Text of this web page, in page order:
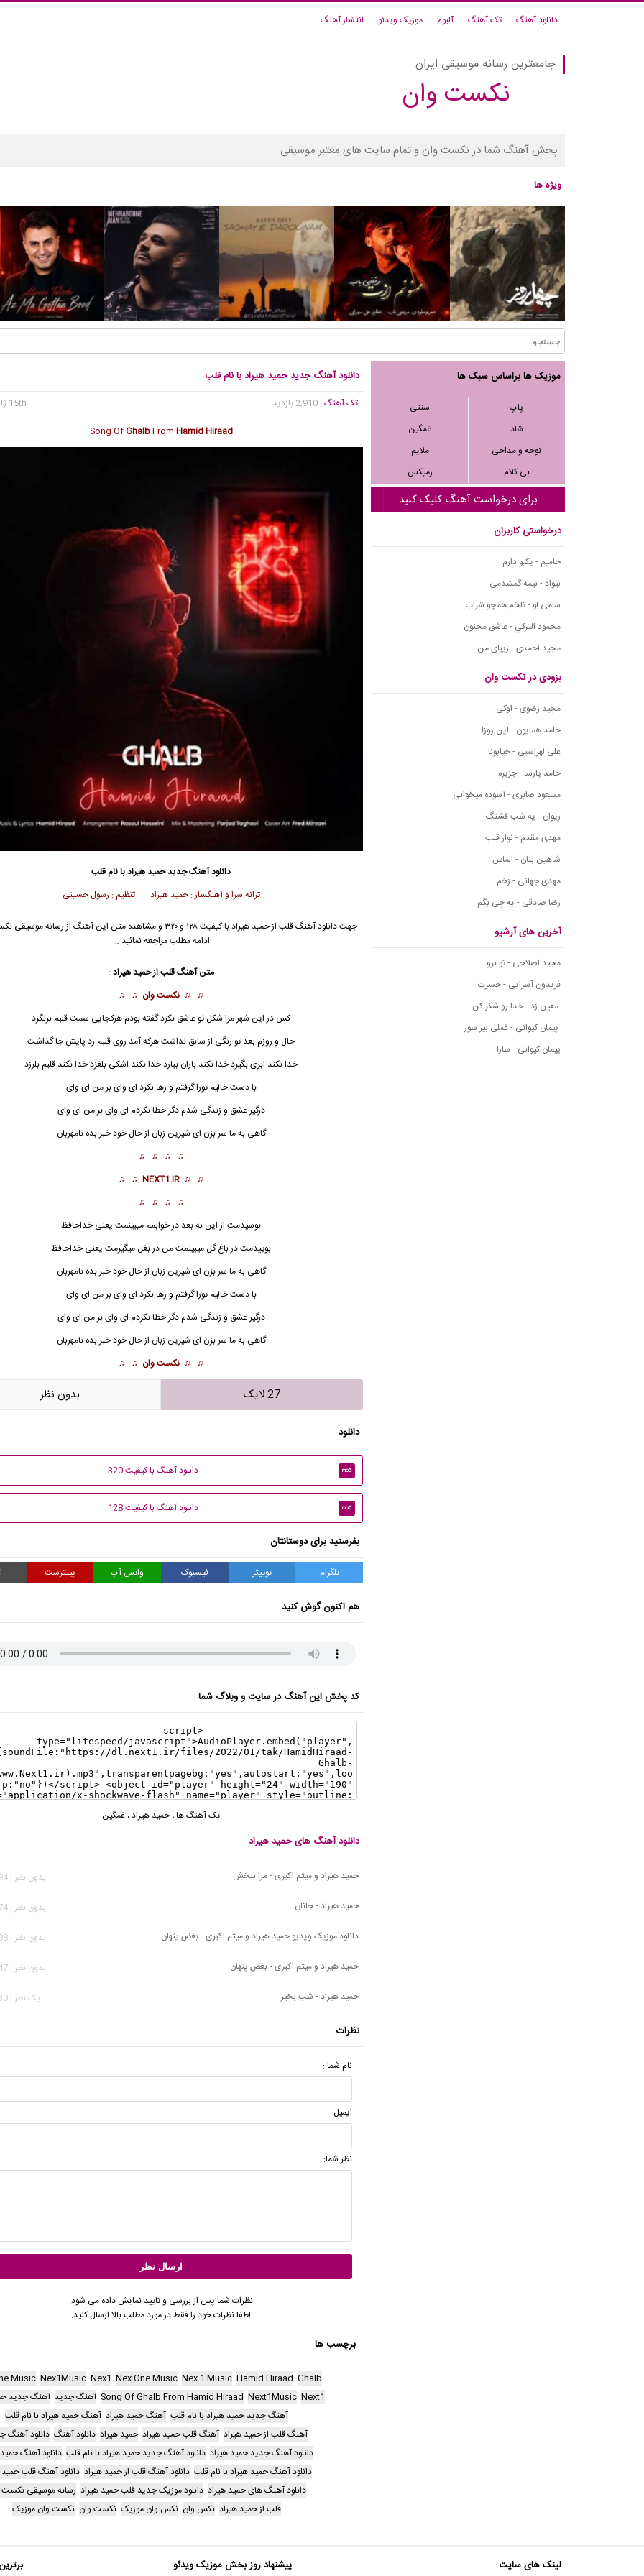
دانلود آهنگ تک آهنگ آلبوم موزیک ویدئو انتشار آهنگ
جامعترین رسانه موسیقی ایران
نکست وان
پخش آهنگ شما در نکست وان و تمام سایت های معتبر موسیقی
ویژه ها
موزیک ها براساس سبک ها
پاپ
سنتی
شاد
غمگین
نوحه و مداحی
ملایم
بی کلام
رمیکس
برای درخواست آهنگ کلیک کنید
درخواستی کاربران
حامیم - یکیو دارم
نیواد - نیمه گمشدمی
سامی لو - تلخم همچو شراب
محمود التركي - عاشق مجنون
مجید احمدی - زیبای من
بزودی در نکست وان
مجید رضوی - اوکی
حامد همایون - این روزا
علی لهراسبی - خیابونا
حامد پارسا - جزیره
مسعود صابری - آسوده میخوابی
ریوان - یه شب قشنگ
مهدی مقدم - نوار قلب
شاهین بنان - الماس
مهدی جهانی - زخم
رضا صادقی - یه چی بگم
آخرین های آرشیو
مجید اصلاحی - تو برو
فریدون آسرایی - حسرت
معین زد - خدا رو شکر کن
پیمان کیوانی - غملی بیر سوز
پیمان کیوانی - سارا
دانلود آهنگ جدید حمید هیراد با نام قلب
تک آهنگ, 2,910 بازدید
15th ژانویه 2022
Song OfGhalbFrom Hamid Hiraad
دانلود آهنگ جدیدحمید هیرادبا نام قلب
ترانه سرا و آهنگساز : حمید هیراد تنظیم : رسول حسینی
جهت دانلود آهنگ قلب ازحمید هیراد
با کیفیت ۱۲۸ و ۳۲۰ و مشاهده متن این آهنگ از رسانه
ادامه مطلب مراجعه نمائید …
متن آهنگقلبازحمید هیراد:
♫ ♫ نکست وان ♫ ♫
کس در این شهر مرا شکل تو عاشق نکرد گفته بودم هرکجایی سمت قلبم برنگرد
حال و روزم بعد تو رنگی از سابق نداشت هرکه آمد روی قلبم رد پایش جا گذاشت
خدا نکند ابری بگیرد خدا نکند باران ببارد خدا نکند اشکی بلغزد خدا نکند قلبم بلرزد
با دست خالیم تورا گرفتم و رها نکرد ای وای بر من ای وای
درگیر عشق و زندگی شدم دگر خطا نکردم ای وای بر من ای وای
گاهی به ما سر بزن ای شیرین زبان از حال خود خبر بده نامهربان
♫ ♫ ♫ ♫
♫ ♫
NEXT1.IR
♫ ♫
♫ ♫ ♫ ♫
بوسیدمت از این به بعد در خوابمم میبینمت یعنی خداحافظ
بوییدمت در باغ گل میبینمت من در بغل میگیرمت یعنی خداحافظ
گاهی به ما سر بزن ای شیرین زبان از حال خود خبر بده نامهربان
با دست خالیم تورا گرفتم و رها نکرد ای وای بر من ای وای
درگیر عشق و زندگی شدم دگر خطا نکردم ای وای بر من ای وای
گاهی به ما سر بزن ای شیرین زبان از حال خود خبر بده نامهربان
♫ ♫ نکست وان ♫ ♫
27 لایک بدون نظر
دانلود
mp3 دانلود آهنگ با کیفیت 320
mp3 دانلود آهنگ با کیفیت 128
بفرستید برای دوستانتان
تلگرام توییتر فیسبوک واتس آپ پینترست
هم اکنون گوش کنید
کد پخش این آهنگ در سایت و وبلاگ شما
تک آهنگ ها، حمید هیراد، غمگین
دانلود آهنگ های حمید هیراد
حمید هیراد و میثم اکبری - مرا ببخش
بدون نظر | 1,594 بازدید
حمید هیراد - جانان
بدون نظر | 2,374 بازدید
دانلود موزیک ویدیو حمید هیراد و میثم اکبری - بغض پنهان
بدون نظر | 2,098 بازدید
حمید هیراد و میثم اکبری - بغض پنهان
بدون نظر | 3,747 بازدید
حمید هیراد - شب بخیر
يک نظر | 4,730 بازدید
نظرات
نام شما :
ایمیل :
نظر شما:
نظرات شما پس از بررسی و تایید نمایش داده می شود.
لطفا نظرات خود را فقط در مورد مطلب بالا ارسال کنید.
برچسب ها
Ghalb
Hamid Hiraad
Nex 1 Music
Nex One Music
Nex1
Nex1Music
Music
Next1
Next1Music
Song Of Ghalb From Hamid Hiraad آهنگ جدید آهنگ جدید
آهنگ جدید حمید هیراد با نام قلب آهنگ حمید هیراد آهنگ حمید هیراد با نام قلب
آهنگ قلب از حمید هیراد آهنگ قلب حمید هیراد حمید هیراد دانلود آهنگ دانلود آهنگ
دانلود آهنگ جدید حمید هیراد دانلود آهنگ جدید حمید هیراد با نام قلب دانلود آهنگ
دانلود آهنگ حمید هیراد با نام قلب دانلود آهنگ قلب از حمید هیراد دانلود آهنگ قلب حمید
دانلود آهنگ های حمید هیراد دانلود موزیک جدید قلب حمید هیراد رسانه موسیقی نکست
قلب از حمید هیراد نکس وان نکس وان موزیک نکست وان نکست وان موزیک
لینک های سایت پیشنهاد روز بخش موزیک ویدئو